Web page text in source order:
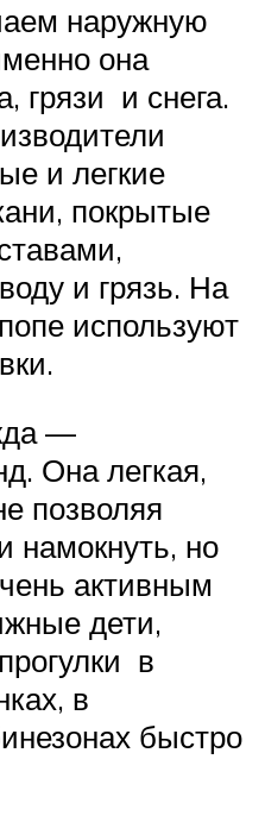
наружную
она
грязи и снега.
и легкие
покрытые
и грязь. На
используют
—
Она легкая,
позволяя
намокнуть, но
активным
дети,
в
в
быстро